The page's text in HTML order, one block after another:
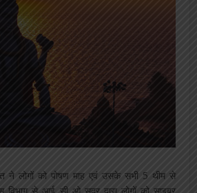
ने लोगों को पोषण माह एवं उसके सभी 5 थीम से
विभाग से आई सी ओ सदर द्वारा लोगों को साइबर